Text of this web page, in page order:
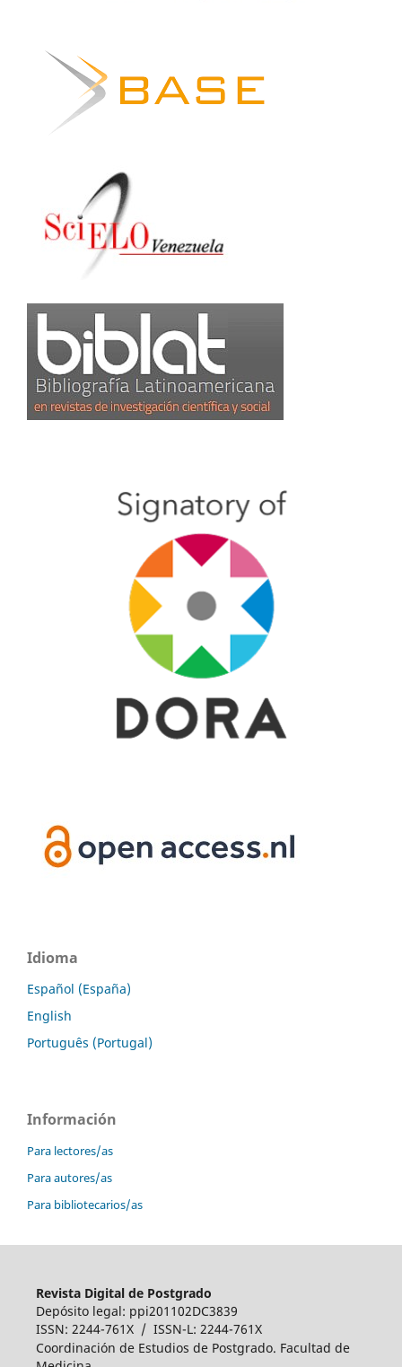
Idioma
Español (España)
English
Português (Portugal)
Información
Para lectores/as
Para autores/as
Para bibliotecarios/as
Revista Digital de Postgrado
Depósito legal: ppi201102DC3839
ISSN: 2244-761X / ISSN-L: 2244-761X
Coordinación de Estudios de Postgrado. Facultad de